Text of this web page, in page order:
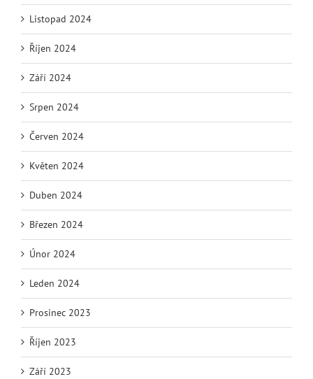
Listopad 2024
Říjen 2024
Září 2024
Srpen 2024
Červen 2024
Květen 2024
Duben 2024
Březen 2024
Únor 2024
Leden 2024
Prosinec 2023
Říjen 2023
Září 2023